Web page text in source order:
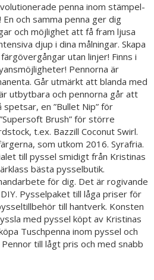
penna inom stämpel-
och samma penna ger dig
och möjlighet att få fram ljusa
djup i dina målningar. Skapa
utan linjer! Finns i
Pennorna är
Går utmärkt att blanda med
utbytbara och pennorna går att
en ”Bullet Nip” för
Brush” för större
t.ex. Bazzill Coconut Swirl.
som utkom 2016. Syrafria.
till pyssel smidigt från Kristinas
bästa pysselbutik.
för dig. Det är rogivande
Pysselpaket till låga priser för
till hantverk. Konsten
med pyssel köpt av Kristinas
Tuschpenna inom pyssel och
till lågt pris och med snabb